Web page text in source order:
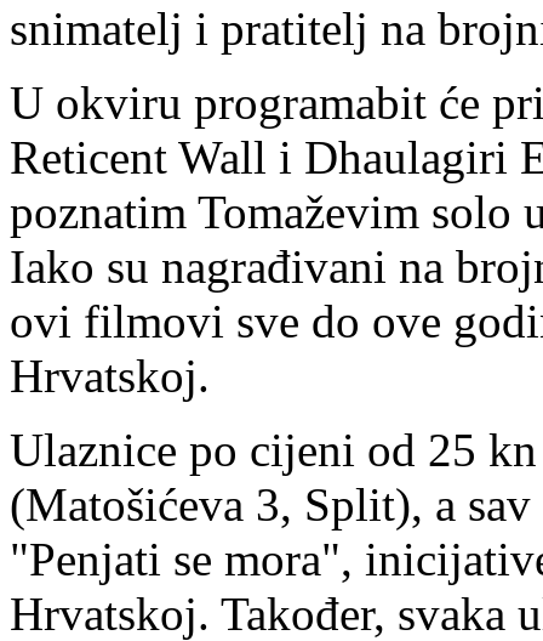
snimatelj i pratitelj na
U okviru programabit će
Reticent Wall i Dhaulagiri
poznatim Tomaževim solo
Iako su nagrađivani na
ovi filmovi sve do ove
Hrvatskoj.
Ulaznice po cijeni od 25
(Matošićeva 3, Split), a
"Penjati se mora",
Hrvatskoj. Također, svaka